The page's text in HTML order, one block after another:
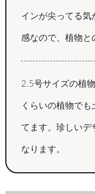
インが尖ってる気
感なので、植物と
2.5号サイズの植
くらいの植物で
てます。珍しいデ
なります。